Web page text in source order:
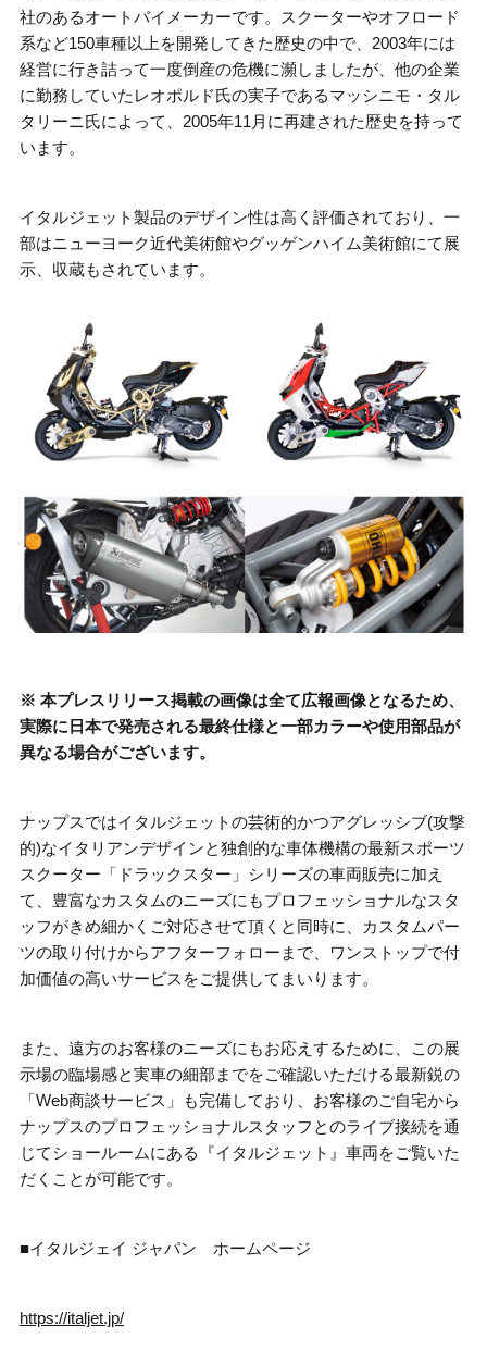
社のあるオートバイ メーカーです。スクーターやオフロード
系など150車種以上を開発してきた歴史の中で、 2003年には
経営に行き詰って一度倒産の危機に瀕しましたが、他の企業
に勤務していたレオポルド氏の実子であるマッシニモ・タル
タリーニ氏によって、 2005年11月に再建された歴史を持って
います。
イタルジェット製品のデザイン性は高く評価されており、一
部はニューヨーク近代美術館やグッゲンハイム美術館にて展
示、収蔵もされています。
※ 本プレスリリース掲載の画像は全て広報画像となるため、
実際に日本で発売される最終仕様と一部カラーや使用部品が
異なる場合がございます。
ナップスではイタルジェットの芸術的かつアグレッシブ(攻撃
的)なイタリアンデザインと独創的な車体機構の最新スポーツ
スクーター「ドラックスター」シリーズの車両販売に加え
て、豊富なカスタムのニーズにもプロフェッショナルなスタ
ッフがきめ細かくご対応させて頂くと同時に、カスタムパー
ツの取り付けからアフターフォローまで、ワンストップで付
加価値の高いサービスをご提供してまいります。
また、遠方のお客様のニーズにもお応えするために、この展
示場の臨場感と実車の細部までをご確認いただける最新鋭の
「 Web商談サービス」も完備しており、お客様のご自宅から
ナップスのプロフェッショナルスタッフとのライブ接続を通
じてショールームにある『イタルジェット』車両をご覧いた
だくことが可能です。
■イタルジェイ ジャパン ホームページ
https://italjet.jp/